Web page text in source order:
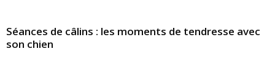
Séances de câlins : les moments de tendresse avec
son chien